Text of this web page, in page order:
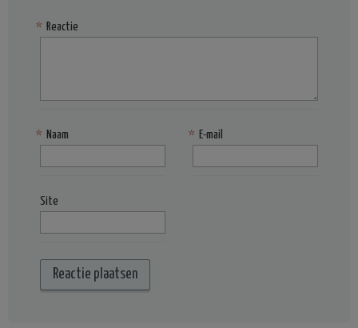
Reactie
*
Naam
* E-mail
*
Site